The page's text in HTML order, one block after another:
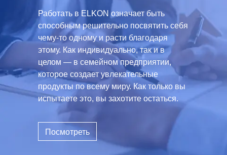
Работать в ELKON означает быть
способным решительно посвятить себя
чему-то одному и расти благодаря
этому. Как индивидуально, так и в
целом — в семейном предприятии,
которое создает увлекательные
продукты по всему миру. Как только вы
испытаете это, вы захотите остаться.
Посмотреть